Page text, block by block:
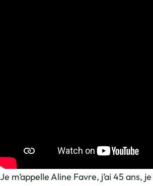
Je m’appelle Aline Favre, j’ai 45